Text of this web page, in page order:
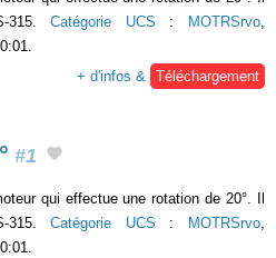
315.Catégorie UCS : MOTRSrvo
+ d'infos &
Téléchargement
#1
qui effectue une rotation de 20°. Il
315.Catégorie UCS : MOTRSrvo,